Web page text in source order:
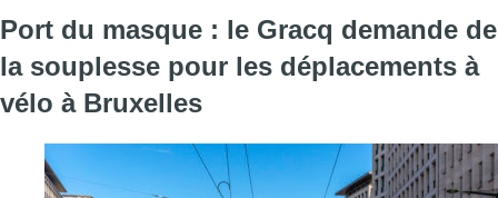
Port du masque : le Gracq demande de
la souplesse pour les déplacements à
vélo à Bruxelles